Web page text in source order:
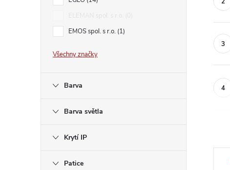
EMOS spol. s r.o. 1
Všechny značky
Barva
Barva světla
Krytí IP
Patice